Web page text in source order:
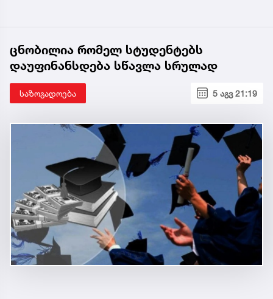
ცნობილია რომელ სტუდენტებს
დაუფინანსდება სწავლა სრულად
საზოგადოება 5 აგვ 21:19